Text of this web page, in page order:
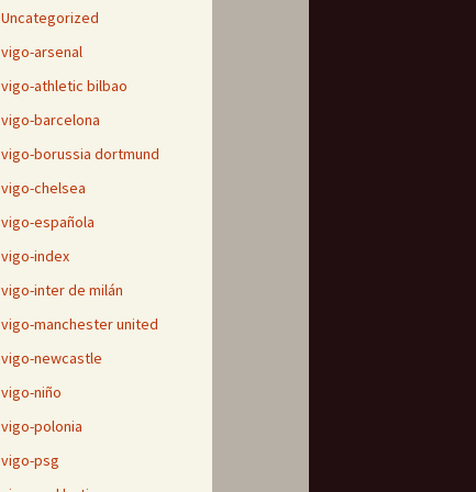
Uncategorized
vigo-arsenal
vigo-athletic bilbao
vigo-barcelona
vigo-borussia dortmund
vigo-chelsea
vigo-española
vigo-index
vigo-inter de milán
vigo-manchester united
vigo-newcastle
vigo-niño
vigo-polonia
vigo-psg